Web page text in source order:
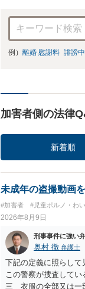
例） 離婚 慰謝料 誹謗
加害者側の法律
新着順
未成年の盗撮動画
#加害者 #児童ポルノ・わ
2026年8月9日
刑事事件に強い
奥村 徹 弁護士
下記の定義に照らし
この警察が捜査して
三 衣服の全部又は一